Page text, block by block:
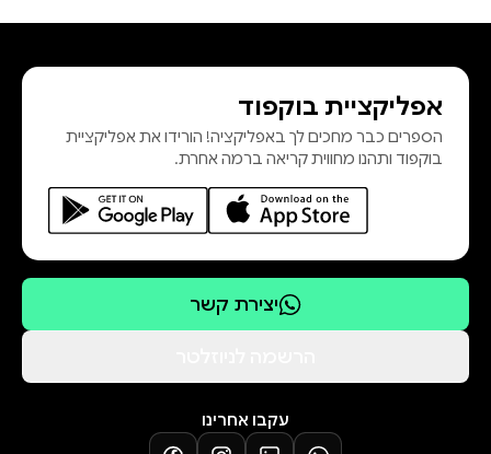
אפליקציית בוקפוד
הספרים כבר מחכים לך באפליקציה! הורידו את אפליקציית
בוקפוד ותהנו מחווית קריאה ברמה אחרת.
יצירת קשר
עקבו אחרינו